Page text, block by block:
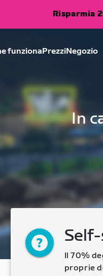
Risparmia
funzionaPrezziNegozio
In
Il 70%
proprie